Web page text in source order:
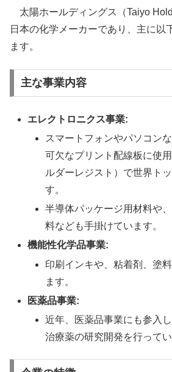
太陽ホールディングス（Taiyo
日本の化学メーカーであり、主に以
ます。
主な事業内容
エレクトロニクス事業:
スマートフォンやパソコン
可欠なプリント配線板に使
ルダーレジスト）で世界ト
す。
半導体パッケージ用材料や
料なども手掛けています。
機能性化学品事業:
印刷インキや、粘着剤、塗
ます。
医薬品事業:
近年、医薬品事業にも参入
治療薬の研究開発を行ってい